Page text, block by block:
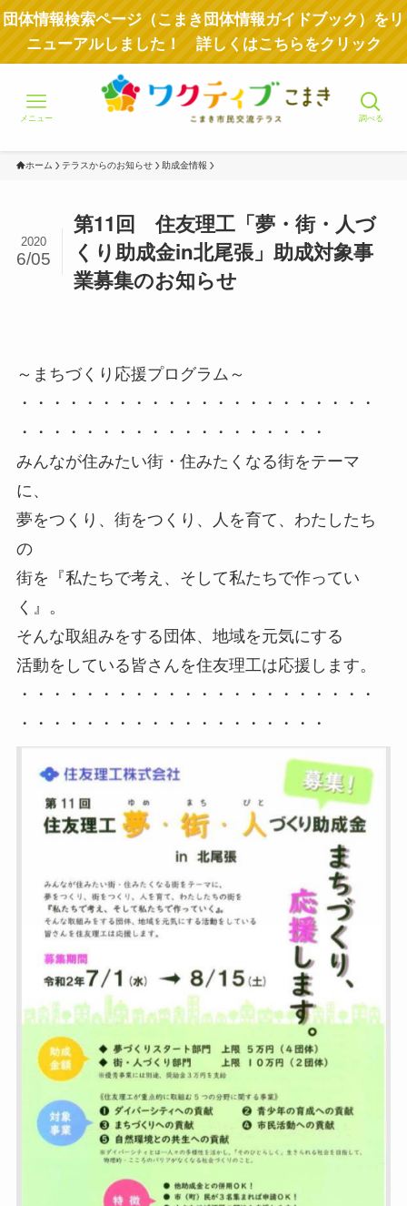
団体情報検索ページ（こまき団体情報ガイドブック）をリ
ニューアルしました！ 詳しくはこちらをクリック
調べる
メニュー
ホーム テラスからのお知らせ 助成金情報
第11回 住友理工「夢・街・人づ
くり助成金in北尾張」助成対象事
業募集のお知らせ
2020
6/05
～まちづくり応援プログラム～
・・・・・・・・・・・・・・・・・・・・・・
・・・・・・・・・・・・・・・・・・・
みんなが住みたい街・住みたくなる街をテーマ
に、
夢をつくり、街をつくり、人を育て、わたしたち
の
街を『私たちで考え、そして私たちで作ってい
く』。
そんな取組みをする団体、地域を元気にする
活動をしている皆さんを住友理工は応援します。
・・・・・・・・・・・・・・・・・・・・・・
・・・・・・・・・・・・・・・・・・・